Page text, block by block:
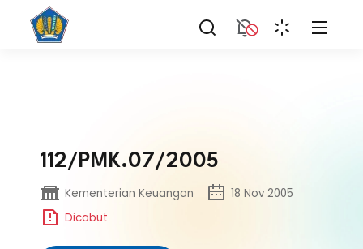
112/PMK.07/2005
Kementerian Keuangan
18 Nov 2005
Dicabut